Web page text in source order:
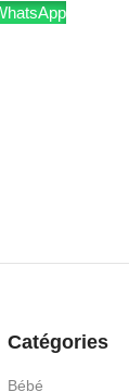
Catégories
Bébé